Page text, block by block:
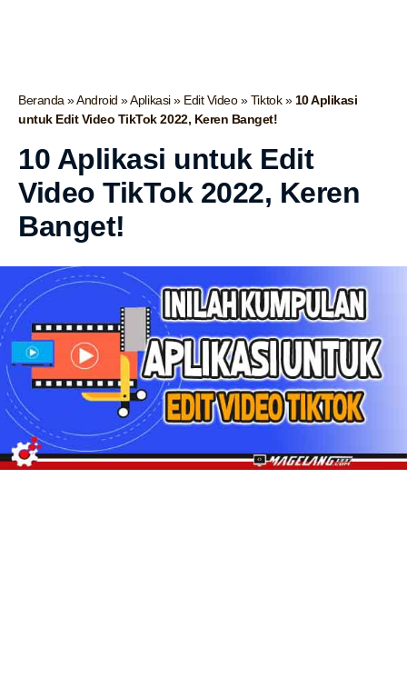
Beranda»Android»Aplikasi» Edit Video»Tiktok» 10 Aplikasi
untuk Edit Video TikTok 2022, Keren Banget!
10 Aplikasi untuk Edit
Video TikTok 2022, Keren
Banget!